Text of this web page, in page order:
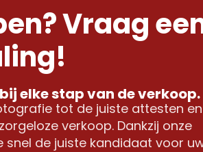
Vraag
elke stap van de verkoop.
tot de juiste attesten en
verkoop. Dankzij onze
de juiste kandidaat voor